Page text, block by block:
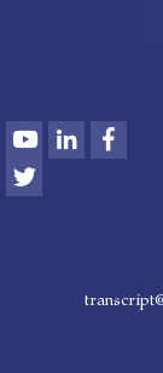
YoutubeLinkedIn